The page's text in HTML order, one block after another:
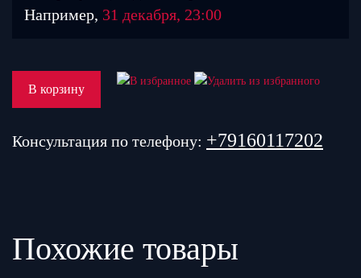
Например, 31 декабря, 23:00
В корзину
Консультация по телефону: +79160117202
Похожие товары